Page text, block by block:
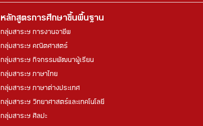
หลักสูตรการศึกษาขึ้นพื้นฐาน
กลุ่มสาระฯ การงานอาชีพ
กลุ่มสาระฯ คณิตศาสตร์
กลุ่มสาระฯ กิจกรรมพัฒนาผู้เรียน
กลุ่มสาระฯ ภาษาไทย
กลุ่มสาระฯ ภาษาต่างประเทศ
กลุ่มสาระฯ วิทยาศาสตร์และเทคโนโลยี
กลุ่มสาระฯ ศิลปะ